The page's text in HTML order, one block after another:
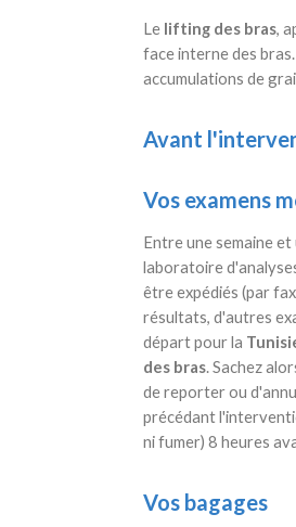
Le lifting des bras,
face interne des bras.
accumulations de
Avant
Vos examens
Entre une semaine
laboratoire
être expédiés (par
résultats, d'autres
départ pour la
des bras. Sachez
de reporter ou
précédant
ni fumer) 8 heures
Vos bagages